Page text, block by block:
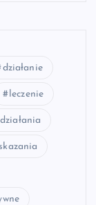
działanie
leczenie